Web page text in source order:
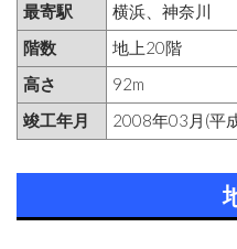
最寄駅
横浜、神奈川
階数
地上20階
高さ
92m
竣工年月
2008年03月(平